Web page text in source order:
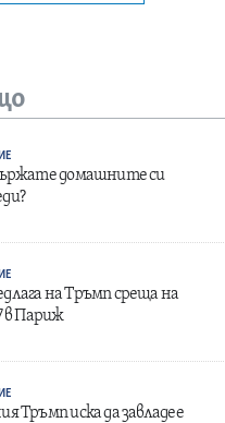
домашните си
на Тръмп среща на
в Париж
Тръмп иска да завладее